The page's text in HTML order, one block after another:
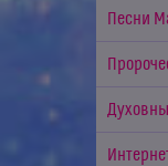
Песни